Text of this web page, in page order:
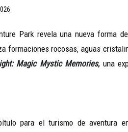
Park revela una nueva forma
formaciones rocosas, aguas
Magic Mystic Memories, una
para el turismo de aventura